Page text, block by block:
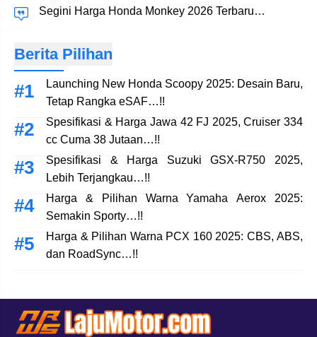
Segini Harga Honda Monkey 2026 Terbaru…
Berita Pilihan
Launching New Honda Scoopy 2025: Desain Baru,
Tetap Rangka eSAF…!!
Spesifikasi & Harga Jawa 42 FJ 2025, Cruiser 334
cc Cuma 38 Jutaan…!!
Spesifikasi & Harga Suzuki GSX-R750 2025,
Lebih Terjangkau…!!
Harga & Pilihan Warna Yamaha Aerox 2025:
Semakin Sporty…!!
Harga & Pilihan Warna PCX 160 2025: CBS, ABS,
dan RoadSync…!!